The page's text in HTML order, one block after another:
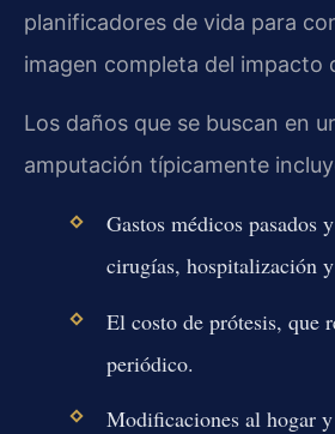
planificadores de vida para
imagen completa del impacto
Los daños que se buscan en
amputación típicamente
Gastos médicos pasados
cirugías, hospitalización
El costo de prótesis, que
periódico.
Modificaciones al hogar